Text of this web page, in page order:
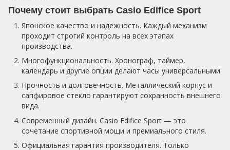
Почему стоит выбрать Casio Edifice Sport
Японское качество и надежность. Каждый механизм
проходит строгий контроль на всех этапах
производства.
Многофункциональность. Хронограф, таймер,
календарь и другие опции делают часы универсальными.
Прочность и долговечность. Металлический корпус и
сапфировое стекло гарантируют сохранность внешнего
вида.
Современный дизайн. Casio Edifice Sport — это
сочетание спортивной мощи и премиального стиля.
Официальная гарантия производителя. Только